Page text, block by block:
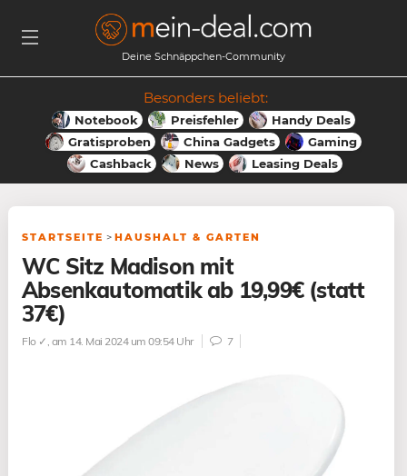
Deine Schnäppchen-Community
Besonders beliebt:
Notebook Preisfehler
Handy Deals
Gratisproben
China Gadgets
Gaming
Cashback
News Leasing Deals
STARTSEITE > HAUSHALT & GARTEN
WC Sitz Madison mit
Absenkautomatik ab 19,99€ (statt
37€)
Flo ✓ , am 14. Mai 2024 um 09:54 Uhr 7